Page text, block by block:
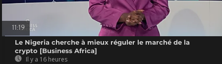
11:19
Le Nigeria cherche à mieux réguler le marché de la
crypto [Business Africa]
Il y a 16 heures